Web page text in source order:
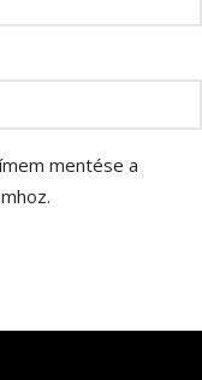
mentése a